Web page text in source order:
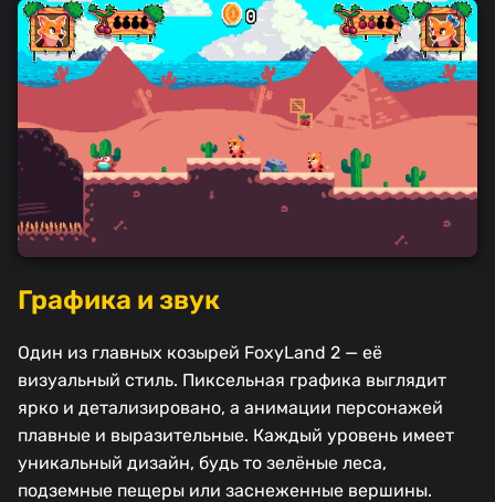
Графика и звук
Один из главных козырей FoxyLand 2 — её
визуальный стиль. Пиксельная графика выглядит
ярко и детализировано, а анимации персонажей
плавные и выразительные. Каждый уровень имеет
уникальный дизайн, будь то зелёные леса,
подземные пещеры или заснеженные вершины.